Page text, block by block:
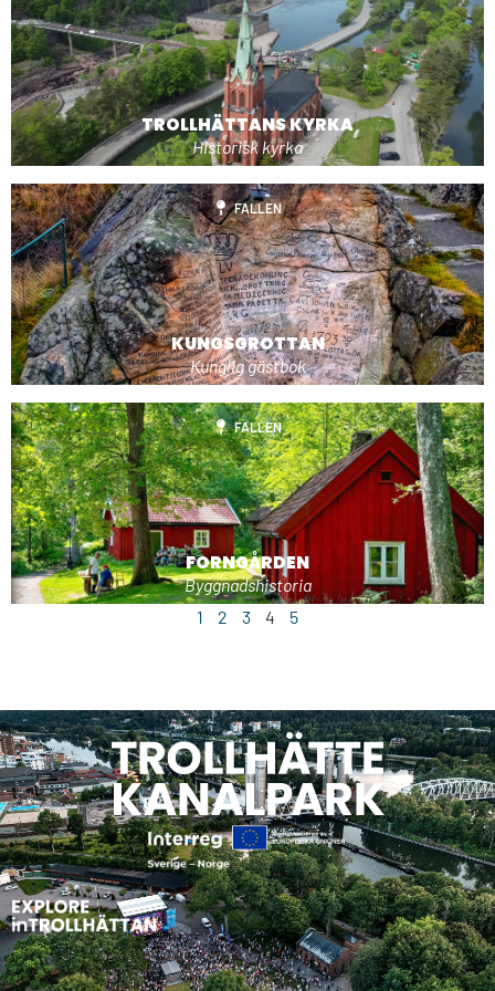
TROLLHÄTTANS KYRKA
Historisk kyrka
FALLEN
KUNGSGROTTAN
Kunglig gästbok
FALLEN
FORNGÅRDEN
Byggnadshistoria
1
2 3 4 5